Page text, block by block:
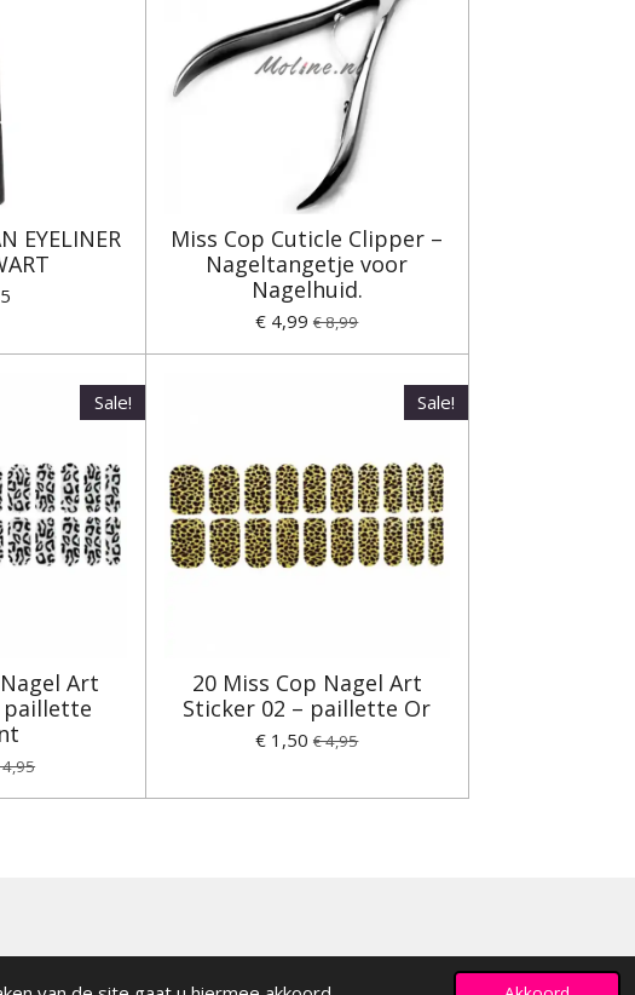
EYELINER
Miss Cop Cuticle Clipper –
Nageltangetje voor
Nagelhuid.
€ 4,99 € 8,99
Sale!
Art
paillette
4,95
Sale!
20 Miss Cop Nagel Art
Sticker 02 – paillette Or
€ 1,50 € 4,95